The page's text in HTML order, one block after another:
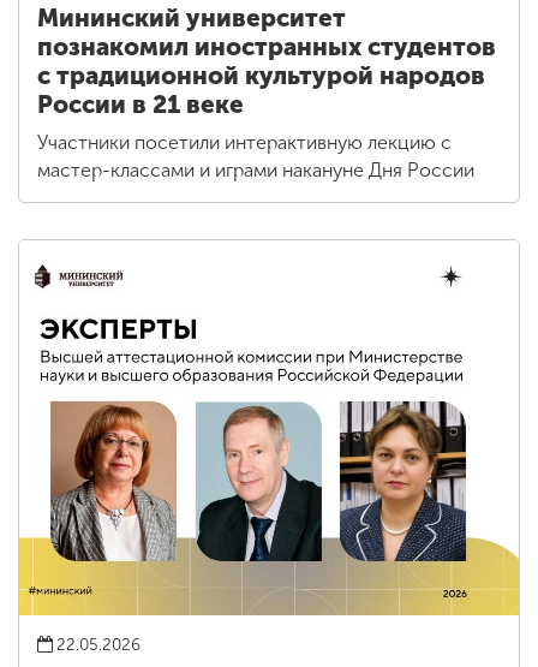
Мининский университет
познакомил иностранных студентов
с традиционной культурой народов
России в 21 веке
Участники посетили интерактивную лекцию с
мастер-классами и играми накануне Дня России
22.05.2026